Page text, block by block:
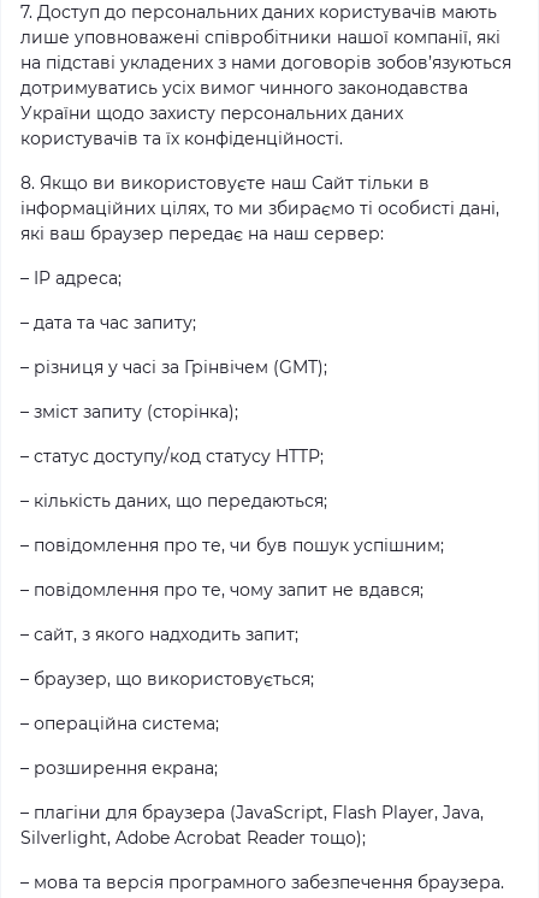
7. Доступ до персональних даних користувачів мають
лише уповноважені співробітники нашої компанії, які
на підставі укладених з нами договорів зобов’язуються
дотримуватись усіх вимог чинного законодавства
України щодо захисту персональних даних
користувачів та їх конфіденційності.
8. Якщо ви використовуєте наш Сайт тільки в
інформаційних цілях, то ми збираємо ті особисті дані,
які ваш браузер передає на наш сервер:
– IP адреса;
– дата та час запиту;
– різниця у часі за Грінвічем (GMT);
– зміст запиту (сторінка);
– статус доступу/код статусу HTTP;
– кількість даних, що передаються;
– повідомлення про те, чи був пошук успішним;
– повідомлення про те, чому запит не вдався;
– сайт, з якого надходить запит;
– браузер, що використовується;
– операційна система;
– розширення екрана;
– плагіни для браузера (JavaScript, Flash Player, Java,
Silverlight, Adobe Acrobat Reader тощо);
– мова та версія програмного забезпечення браузера.